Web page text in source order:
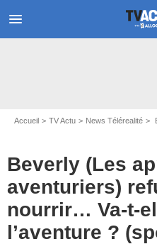
menu
Accueil TV Actu News Télérealité
Beverly (Les
aventuriers)
nourrir… Va-t-
l’aventure ?